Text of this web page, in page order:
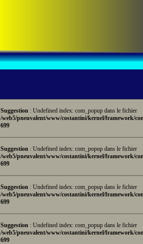
Suggestion : Undefined index: com_popup dans le fichier
/web5/pneuvalent/www/costantini/kernel/framework/
699
Suggestion : Undefined index: com_popup dans le fichier
/web5/pneuvalent/www/costantini/kernel/framework/
699
Suggestion : Undefined index: com_popup dans le fichier
/web5/pneuvalent/www/costantini/kernel/framework/
699
Suggestion : Undefined index: com_popup dans le fichier
/web5/pneuvalent/www/costantini/kernel/framework/
699